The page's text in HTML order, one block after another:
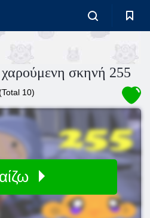
σκηνή 255
10)